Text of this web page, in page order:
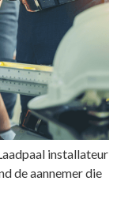
installateur
de aannemer die